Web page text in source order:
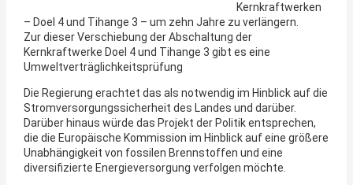
Kernkraftwerken
– Doel 4 und Tihange 3 – um zehn Jahre zu verlängern.
Zur dieser Verschiebung der Abschaltung der
Kernkraftwerke Doel 4 und Tihange 3 gibt es eine
Umweltverträglichkeitsprüfung
Die Regierung erachtet das als notwendig im Hinblick auf die
Stromversorgungssicherheit des Landes und darüber.
Darüber hinaus würde das Projekt der Politik entsprechen,
die die Europäische Kommission im Hinblick auf eine größere
Unabhängigkeit von fossilen Brennstoffen und eine
diversifizierte Energieversorgung verfolgen möchte.